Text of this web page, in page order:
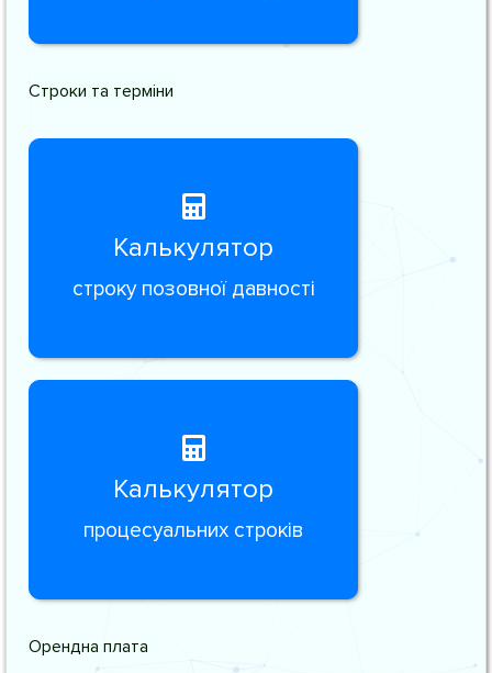
Строки та терміни
Калькулятор
строку позовної давності
Калькулятор
процесуальних строків
Орендна плата